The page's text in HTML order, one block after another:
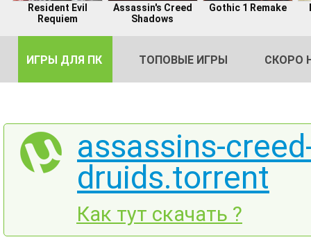
Resident Evil
Requiem
Assassin's Creed
Shadows
Gothic 1 Remake
ИГРЫ ДЛЯ ПК ТОПОВЫЕ ИГРЫ СКОРО
assassins-
druids.torrent
Как тут скачать ?